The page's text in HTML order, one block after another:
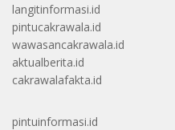
langitinformasi.id
pintucakrawala.id
wawasancakrawala.id
aktualberita.id
cakrawalafakta.id
pintuinformasi.id